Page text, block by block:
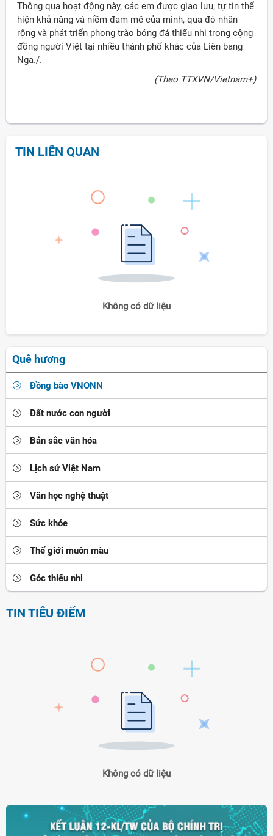
Thông qua hoạt động này, các em được giao lưu, tự tin thể
hiện khả năng và niềm đam mê của mình, qua đó nhân
rộng và phát triển phong trào bóng đá thiếu nhi trong cộng
đồng người Việt tại nhiều thành phố khác của Liên bang
Nga./.
(Theo TTXVN/Vietnam+)
TIN LIÊN QUAN
Không có dữ liệu
Quê hương
Đồng bào VNONN
Đất nước con người
Bản sắc văn hóa
Lịch sử Việt Nam
Văn học nghệ thuật
Sức khỏe
Thế giới muôn màu
Góc thiếu nhi
TIN TIÊU ĐIỂM
Không có dữ liệu